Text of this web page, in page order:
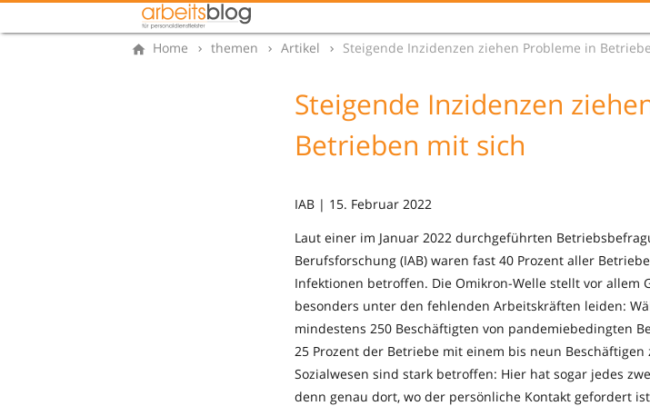
Home themen Artikel Steigende Inzidenzen ziehen Probleme in
Steigende Inzidenzen
Betrieben mit sich
IAB | 15. Februar 2022
Laut einer im Januar 2022 durchgeführten
Berufsforschung (IAB) waren fast 40 Prozent aller
Infektionen betroffen. Die Omikron-Welle stellt vor allem
besonders unter den fehlenden Arbeitskräften leiden:
mindestens 250 Beschäftigten von pandemiebedingten
25 Prozent der Betriebe mit einem bis neun
Sozialwesen sind stark betroffen: Hier hat sogar jedes
denn genau dort, wo der persönliche Kontakt gefordert